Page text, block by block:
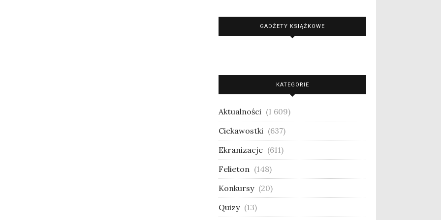
GADŻETY KSIĄŻKOWE
KATEGORIE
Aktualności (1 609)
Ciekawostki (637)
Ekranizacje (611)
Felieton (148)
Konkursy (20)
Quizy (13)